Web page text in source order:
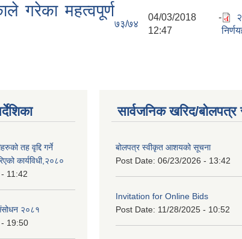
गरेका महत्वपूर्ण
७३/७४
04/03/2018 -
12:47
तह वृद्दि गर्ने
कार्यविधी,२०८०
11:42
२०८१
19:50
सार्वजनिक खरिद/
बोलपत्र स्वीकृत आशयको सूचना
Post Date: 06/23/2026 - 13:42
Invitation for Online Bids
Post Date: 11/28/2025 - 10:52